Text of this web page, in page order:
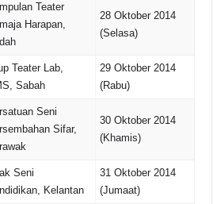
Teater
Harapan,
28 Oktober 2014
(Selasa)
Teater Lab,
Sabah
29 Oktober 2014
(Rabu)
Seni
Sifar,
30 Oktober 2014
(Khamis)
Seni
Kelantan
31 Oktober 2014
(Jumaat)